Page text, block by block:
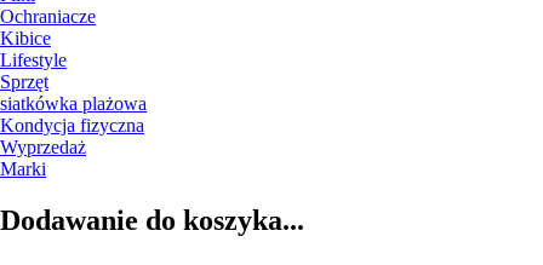
Ochraniacze
Kibice
Lifestyle
Sprzęt
siatkówka plażowa
Kondycja fizyczna
Wyprzedaż
Marki
Dodawanie do koszyka...